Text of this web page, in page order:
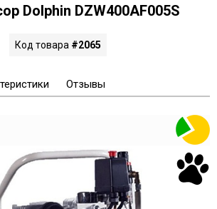
Dolphin DZW400AF005S
Код товара #2065
Отзывы